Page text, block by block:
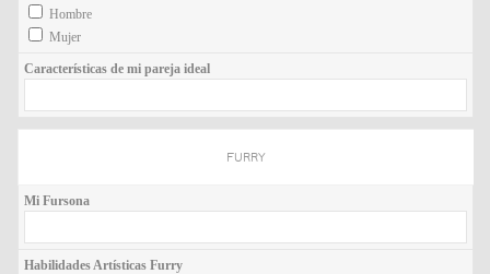
Hombre
Mujer
Características de mi pareja ideal
FURRY
Mi Fursona
Habilidades Artísticas Furry